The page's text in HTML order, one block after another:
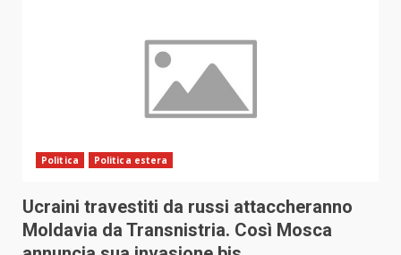
Politica Politica estera
Ucraini travestiti da russi attaccheranno
Moldavia da Transnistria. Così Mosca